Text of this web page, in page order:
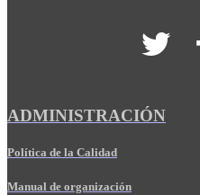
ADMINISTRACIÓN
Política de la Calidad
Manual de organización